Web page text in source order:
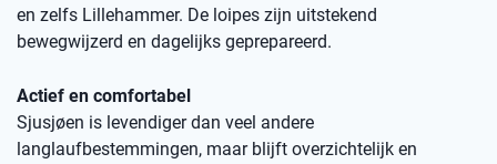
en zelfs Lillehammer. De loipes zijn uitstekend
bewegwijzerd en dagelijks geprepareerd.
Actief en comfortabel
Sjusjøen is levendiger dan veel andere
langlaufbestemmingen, maar blijft overzichtelijk en